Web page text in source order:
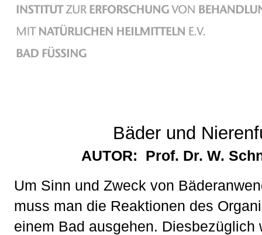
Bäder und
AUTOR: Prof. Dr. W.
Um Sinn und Zweck von
muss man die Reaktionen des
einem Bad ausgehen. Diesbezüglich